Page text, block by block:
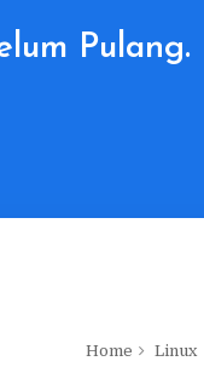
Pulang.
Home Linux